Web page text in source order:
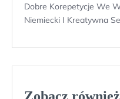
Dobre Korepetycje We
Niemiecki I Kreatywna